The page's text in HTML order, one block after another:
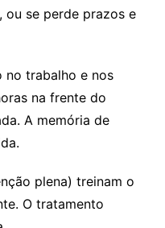
ou se perde prazos e
no trabalho e nos
na frente do
A memória de
plena) treinam o
O tratamento